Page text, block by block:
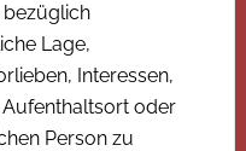
Lage,
Interessen,
oder
Person zu